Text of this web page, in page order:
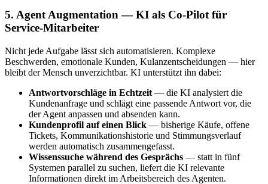
5. Agent Augmentation — KI als Co-Pilot für
Service-Mitarbeiter
Nicht jede Aufgabe lässt sich automatisieren. Komplexe
Beschwerden, emotionale Kunden, Kulanzentscheidungen — hier
bleibt der Mensch unverzichtbar. KI unterstützt ihn dabei:
Antwortvorschläge in Echtzeit — die KI analysiert die
Kundenanfrage und schlägt eine passende Antwort vor, die
der Agent anpassen und absenden kann.
Kundenprofil auf einen Blick — bisherige Käufe, offene
Tickets, Kommunikationshistorie und Stimmungsverlauf
werden automatisch zusammengefasst.
Wissenssuche während des Gesprächs — statt in fünf
Systemen parallel zu suchen, liefert die KI relevante
Informationen direkt im Arbeitsbereich des Agenten.